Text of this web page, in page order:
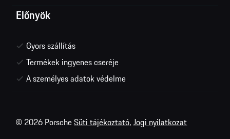
Előnyök
Gyors szállítás
Termékek ingyenes cseréje
A személyes adatok védelme
© 2026 PorscheSüti tájékoztató,Jogi nyilatkozat